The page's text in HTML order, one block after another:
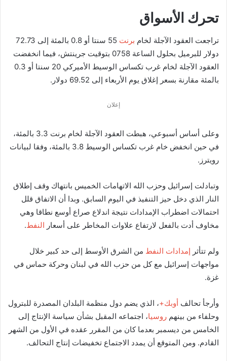
تحرك الأسواق
تراجعت العقود الآجلة لخام برنت
55 سنتا أو 0.8 بالمئة إلى 72.73
دولار للبرميل بحلول الساعة 0758 بتوقيت جرينتش، فيما انخفضت
العقود الآجلة لخام غرب تكساس الوسيط الأميركي 20 سنتا أو 0.3
بالمئة مقارنة بسعر إغلاق يوم الأربعاء إلى 69.52 دولار.
إعلان
وعلى أساس أسبوعي، هبطت العقود الآجلة لخام برنت 3.3 بالمئة،
في حين انخفض خام غرب تكساس الوسيط 3.8 بالمئة، وفقا لبيانات
رويترز.
وتبادلت إسرائيل وحزب الله الاتهامات الخميس بانتهاك وقف إطلاق
النار الذي دخل حيز التنفيذ في اليوم السابق. وبدا أن الاتفاق قلل
احتمالات اضطراب الإمدادات نتيجة اندلاع صراع أوسع نطاقا وهي
مخاوف أدت بالفعل لارتفاع علاوات المخاطر على أسعار النفط.
ولم تتأثر إمدادات النفط من الشرق الأوسط إلى حد كبير خلال
مواجهات إسرائيل مع كل من حزب الله في لبنان وحركة حماس في
غزة.
وأرجأ تحالف أوبك+، الذي يضم دول منظمة البلدان المصدرة للبترول
وحلفاء من بينهم روسيا، اجتماعه المقبل بشأن سياسة الإنتاج إلى
الخامس من ديسمبر بعدما كان من المقرر عقده في الأول من الشهر
القادم. ومن المتوقع أن يمدد الاجتماع تخفيضات إنتاج التحالف.